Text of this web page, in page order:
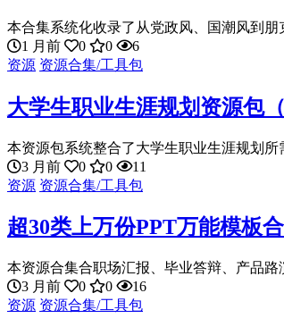
本合集系统化收录了从党政风、国潮风到
1 月前
0 0
6
资源 资源合集/工具包
大学生职业生涯规划资源包
本资源包系统整合了大学生职业生涯规划所
3 月前
0 0
11
资源 资源合集/工具包
超30类上万份PPT万能模板
本资源合集合职场汇报、毕业答辩、产品
3 月前
0 0
16
资源 资源合集/工具包